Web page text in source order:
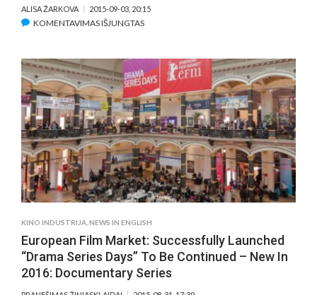
RUNNING
A
FIRST
FEATURE
COMPETITION
AND
EXPANDING
THE
WORKS
IN
PROGRESS
PROGRAMME
ALISA ŽARKOVA 2015-09-03, 20:15
KOMENTAVIMAS IŠJUNGTASĮRAŠE
„PIXAR“
ANIMACINIAI
FILMAI
KINO INDUSTRIJA NEWS IN ENGLISH
European Film Market: Successfully Launched
“Drama Series Days” To Be Continued – New In
2016: Documentary Series